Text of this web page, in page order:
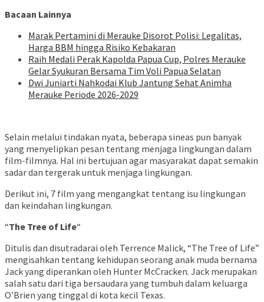
Bacaan Lainnya
Marak Pertamini di Merauke Disorot Polisi: Legalitas,
Harga BBM hingga Risiko Kebakaran
Raih Medali Perak Kapolda Papua Cup, Polres Merauke
Gelar Syukuran Bersama Tim Voli Papua Selatan
Dwi Juniarti Nahkodai Klub Jantung Sehat Animha
Merauke Periode 2026-2029
Selain melalui tindakan nyata, beberapa sineas pun banyak
yang menyelipkan pesan tentang menjaga lingkungan dalam
film-filmnya. Hal ini bertujuan agar masyarakat dapat semakin
sadar dan tergerak untuk menjaga lingkungan.
Derikut ini, 7 film yang mengangkat tentang isu lingkungan
dan keindahan lingkungan.
“The Tree of Life“
Ditulis dan disutradarai oleh Terrence Malick, “The Tree of Life”
mengisahkan tentang kehidupan seorang anak muda bernama
Jack yang diperankan oleh Hunter McCracken. Jack merupakan
salah satu dari tiga bersaudara yang tumbuh dalam keluarga
O’Brien yang tinggal di kota kecil Texas.